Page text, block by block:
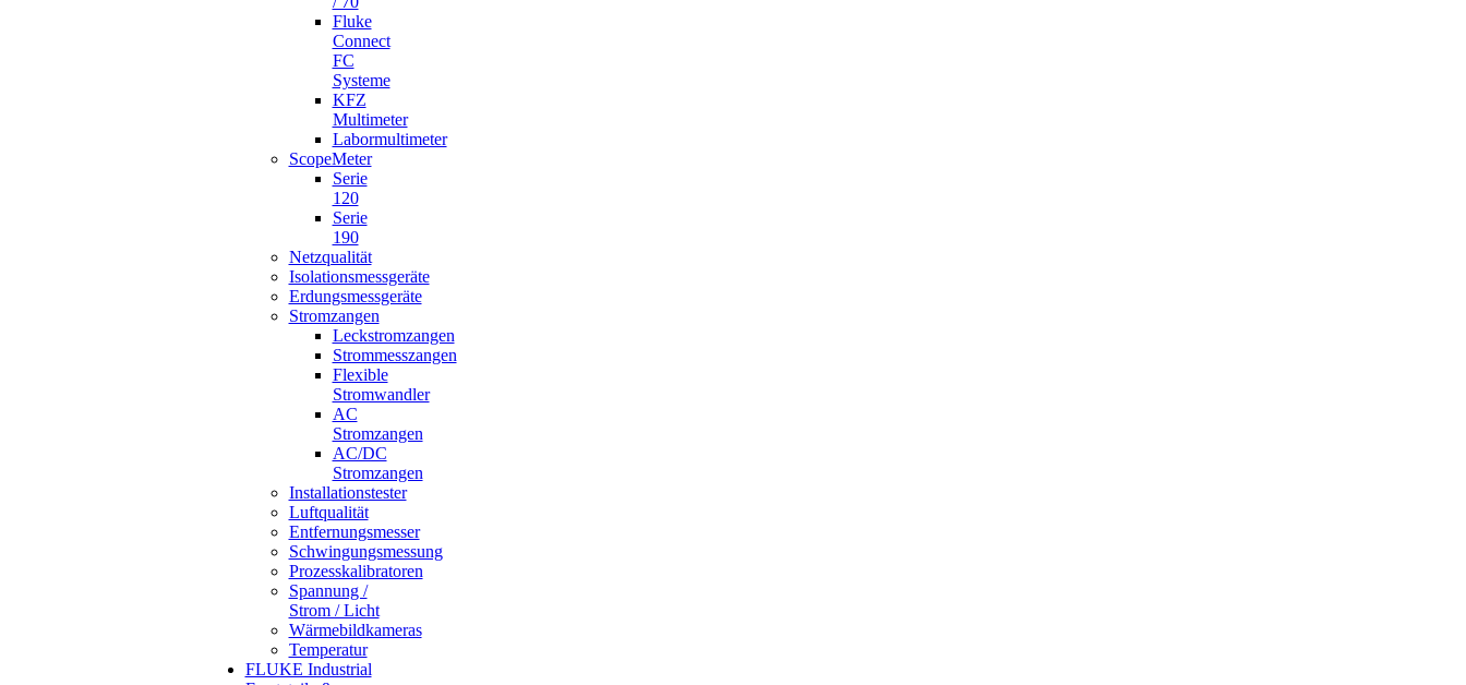
Fluke
Connect
FC
Systeme
KFZ
Multimeter
Labormultimeter
ScopeMeter
Serie
120
Serie
190
Netzqualität
Isolationsmessgeräte
Erdungsmessgeräte
Stromzangen
Leckstromzangen
Strommesszangen
Flexible
Stromwandler
AC
Stromzangen
AC/DC
Stromzangen
Installationstester
Luftqualität
Entfernungsmesser
Schwingungsmessung
Prozesskalibratoren
Spannung /
Strom / Licht
Wärmebildkameras
Temperatur
FLUKE Industrial